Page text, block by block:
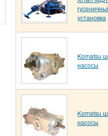
установка
Komatsu
насосы
Komatsu
насосы